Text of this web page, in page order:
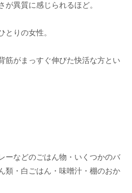
が異質に感じられるほど。
とりの女性。
筋がまっすぐ伸びた快活な方とい
ーなどのごはん物・いくつかのバ
類・白ごはん・味噌汁・棚のおか